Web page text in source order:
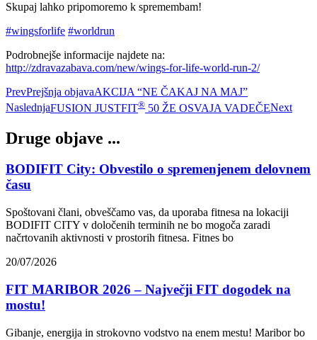
Skupaj lahko pripomoremo k spremembam!
#wingsforlife #worldrun
Podrobnejše informacije najdete na:
http://zdravazabava.com/new/wings-for-life-world-run-2/
PrevPrejšnja objavaAKCIJA “NE ČAKAJ NA MAJ”
NaslednjaFUSION JUSTFIT® 50 ŽE OSVAJA VADEČENext
Druge objave ...
BODIFIT City: Obvestilo o spremenjenem delovnem
času
Spoštovani člani, obveščamo vas, da uporaba fitnesa na lokaciji
BODIFIT CITY v določenih terminih ne bo mogoča zaradi
načrtovanih aktivnosti v prostorih fitnesa. Fitnes bo
20/07/2026
FIT MARIBOR 2026 – Največji FIT dogodek na
mostu!
Gibanje, energija in strokovno vodstvo na enem mestu! Maribor bo